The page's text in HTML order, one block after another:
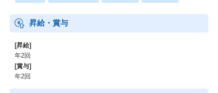
昇給・賞与
[昇給]
年2回
[賞与]
年2回